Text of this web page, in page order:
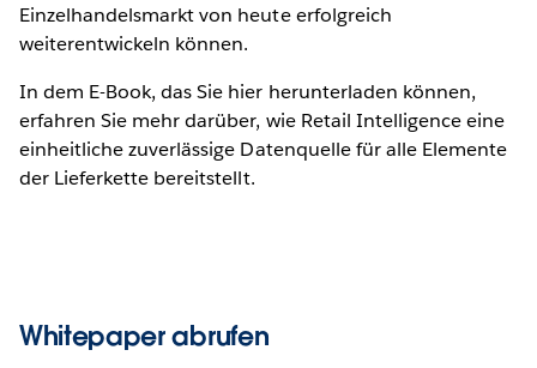
Einzelhandelsmarkt von heute erfolgreich
weiterentwickeln können.
In dem E-Book, das Sie hier herunterladen können,
erfahren Sie mehr darüber, wie Retail Intelligence eine
einheitliche zuverlässige Datenquelle für alle Elemente
der Lieferkette bereitstellt.
Whitepaper abrufen